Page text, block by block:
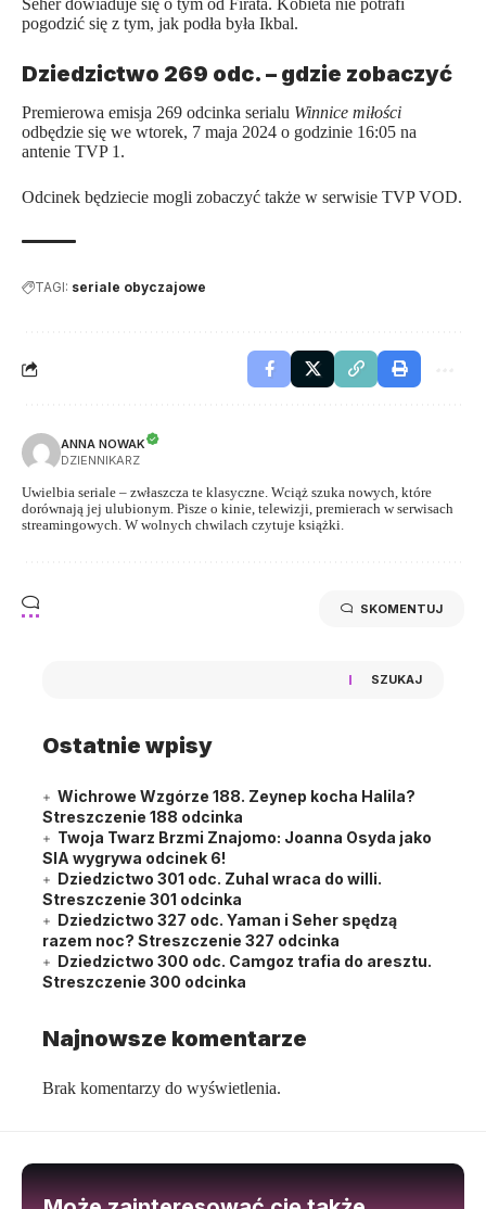
pogodzić się z tym, jak podła była Ikbal.
Dziedzictwo 269 odc. – gdzie zobaczyć
Premierowa emisja 269 odcinka serialu Winnice miłości
odbędzie się we wtorek, 7 maja 2024 o godzinie 16:05 na
antenie TVP 1.
Odcinek będziecie mogli zobaczyć także w serwisie TVP VOD.
TAGI: seriale obyczajowe
ANNA NOWAK
DZIENNIKARZ
Uwielbia seriale – zwłaszcza te klasyczne. Wciąż szuka nowych, które
dorównają jej ulubionym. Pisze o kinie, telewizji, premierach w serwisach
streamingowych. W wolnych chwilach czytuje książki.
SKOMENTUJ
SZUKAJ
Ostatnie wpisy
Wichrowe Wzgórze 188. Zeynep kocha Halila?
Streszczenie 188 odcinka
Twoja Twarz Brzmi Znajomo: Joanna Osyda jako
SIA wygrywa odcinek 6!
Dziedzictwo 301 odc. Zuhal wraca do willi.
Streszczenie 301 odcinka
Dziedzictwo 327 odc. Yaman i Seher spędzą
razem noc? Streszczenie 327 odcinka
Dziedzictwo 300 odc. Camgoz trafia do aresztu.
Streszczenie 300 odcinka
Najnowsze komentarze
Brak komentarzy do wyświetlenia.